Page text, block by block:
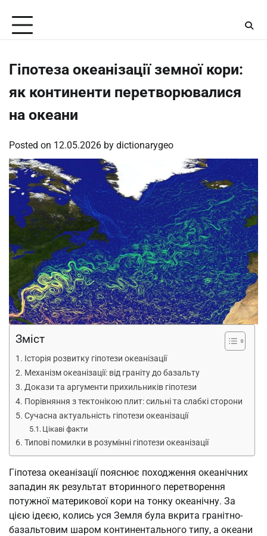
content
Гіпотеза океанізації земної кори:
як континенти перетворювалися
на океани
Posted on 12.05.2026 by dictionarygeo
Зміст
Історія розвитку гіпотези океанізації
Механізм океанізації: від граніту до базальту
Докази та аргументи прихильників гіпотези
Порівняння з тектонікою плит: сильні та слабкі сторони
Сучасна актуальність гіпотези океанізації
Цікаві факти
Типові помилки в розумінні гіпотези океанізації
Гіпотеза океанізації пояснює походження океанічних
западин як результат вторинного перетворення
потужної материкової кори на тонку океанічну. За
цією ідеєю, колись уся Земля була вкрита гранітно-
базальтовим шаром континентального типу, а океани